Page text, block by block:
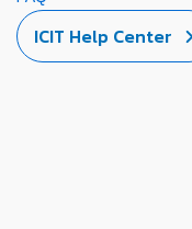
ICIT Help Center